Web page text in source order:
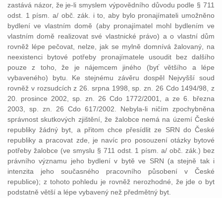
zastává názor, že je-li smyslem výpovědního důvodu podle § 711
odst. 1 písm. a/ obč. zák. i to, aby bylo pronajímateli umožněno
bydlení ve vlastním domě (aby pronajímatel mohl bydlením ve
vlastním domě realizovat své vlastnické právo) a o vlastní dům
rovněž lépe pečovat, nelze, jak se mylně domnívá žalovaný, na
neexistenci bytové potřeby pronajímatele usoudit bez dalšího
pouze z toho, že je nájemcem jiného (byť většího a lépe
vybaveného) bytu. Ke stejnému závěru dospěl Nejvyšší soud
rovněž v rozsudcích z 26. srpna 1998, sp. zn. 26 Cdo 1494/98, z
20. prosince 2002, sp. zn. 26 Cdo 1772/2001, a ze 6. března
2003, sp. zn. 26 Cdo 617/2002. Nebyla-li ničím zpochybněna
správnost skutkových zjištění, že žalobce nemá na území České
republiky žádný byt, a přitom chce přesídlit ze SRN do České
republiky a pracovat zde, je navíc pro posouzení otázky bytové
potřeby žalobce (ve smyslu § 711 odst. 1 písm. a/ obč. zák.) bez
právního významu jeho bydlení v bytě ve SRN (a stejně tak i
intenzita jeho současného pracovního působení v České
republice); z tohoto pohledu je rovněž nerozhodné, že jde o byt
podstatně větší a lépe vybavený než předmětný byt.